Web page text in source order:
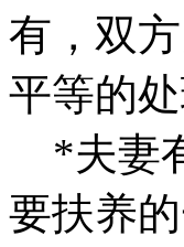
有，双
平等的处
*夫妻
要扶养